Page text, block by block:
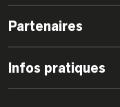
Partenaires
Infos pratiques